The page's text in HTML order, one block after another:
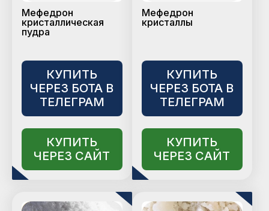
Мефедрон
кристаллическая
пудра
КУПИТЬ
ЧЕРЕЗ БОТА В
ТЕЛЕГРАМ
КУПИТЬ
ЧЕРЕЗ САЙТ
Мефедрон
кристаллы
КУПИТЬ
ЧЕРЕЗ БОТА В
ТЕЛЕГРАМ
КУПИТЬ
ЧЕРЕЗ САЙТ